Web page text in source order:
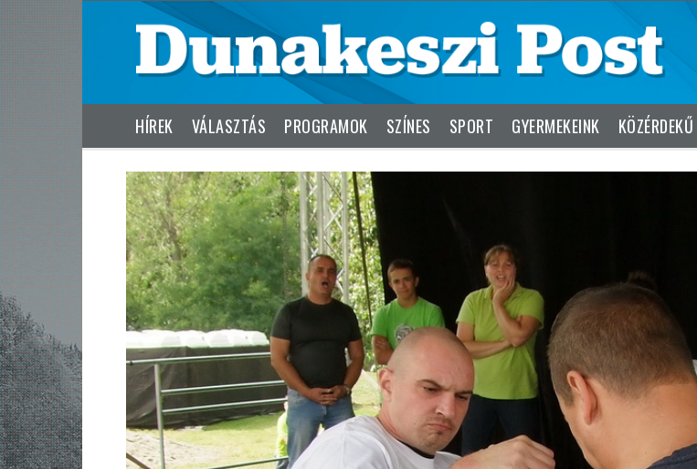
HÍREK VÁLASZTÁS PROGRAMOK SZÍNES SPORT GYERMEKEINK KÖZÉRDEKŰ